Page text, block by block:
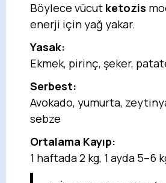
Böylece vücut ketozis
enerji için yağ yakar.
Yasak:
Ekmek, pirinç, şeker,
Serbest:
Avokado, yumurta,
sebze
Ortalama Kayıp:
1 haftada 2 kg, 1 ayda 5–6